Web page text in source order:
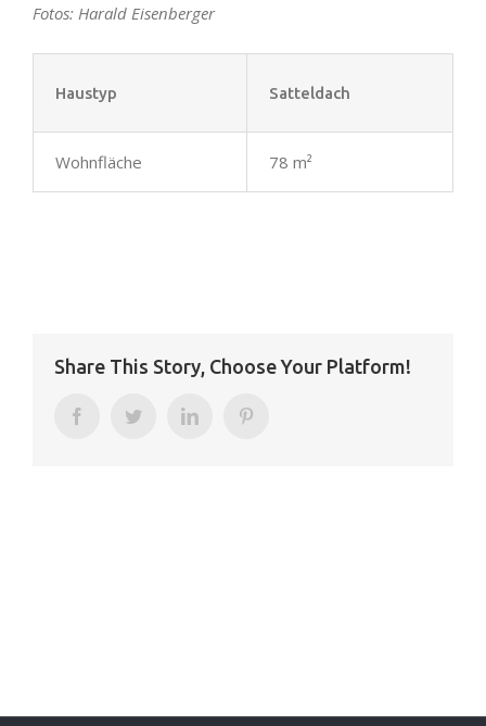
Fotos: Harald Eisenberger
Haustyp Satteldach
Wohnfläche 78 m²
Share This Story, Choose Your Platform!
Facebook Twitter LinkedIn